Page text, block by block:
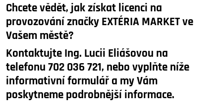
Chcete vědět, jak získat licenci na
provozování značky EXTÉRIA MARKET ve
Vašem městě?
Kontaktujte Ing. Lucii Eliášovou na
telefonu 702 036 721, nebo vyplňte níže
informativní formulář a my Vám
poskytneme podrobnější informace.